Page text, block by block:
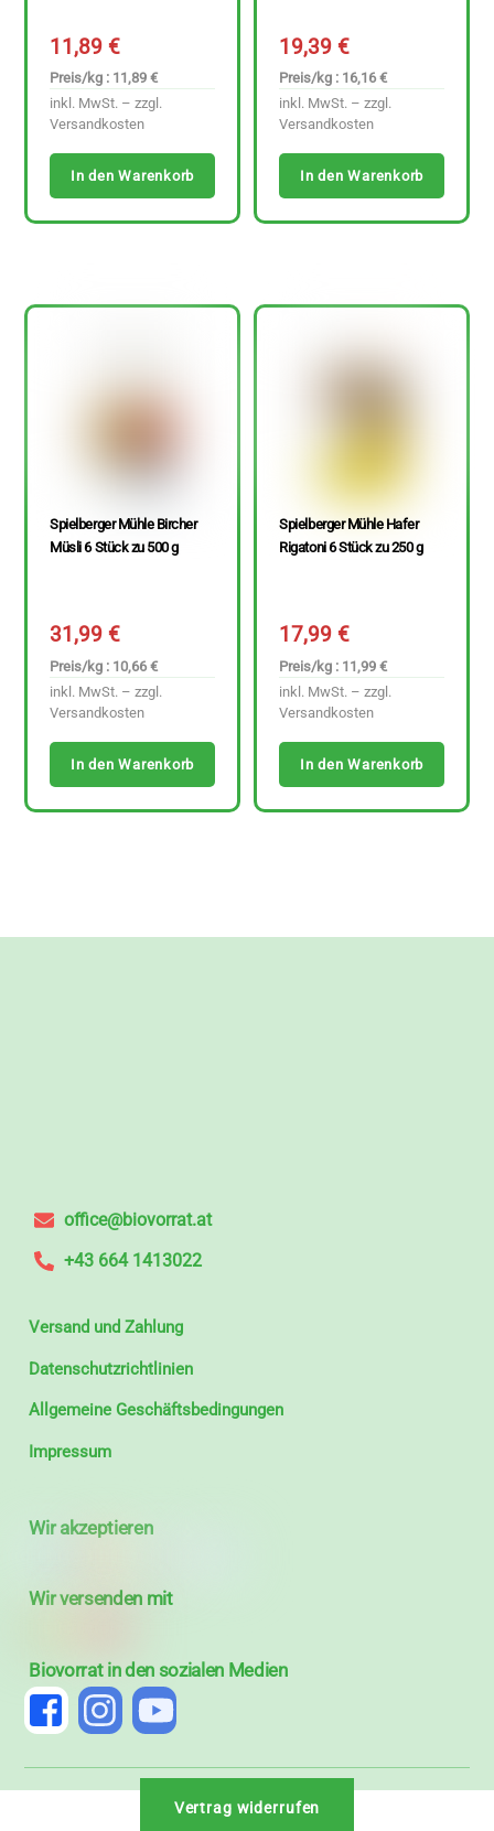
11,89€
Preis/kg : 11,89 €
inkl. MwSt. – zzgl.
Versandkosten
In den Warenkorb
19,39€
Preis/kg : 16,16 €
inkl. MwSt. – zzgl.
Versandkosten
In den Warenkorb
Spielberger Mühle Bircher
Müsli 6 Stück zu 500 g
31,99€
Preis/kg : 10,66 €
inkl. MwSt. – zzgl.
Versandkosten
In den Warenkorb
Spielberger Mühle Hafer
Rigatoni 6 Stück zu 250 g
17,99€
Preis/kg : 11,99 €
inkl. MwSt. – zzgl.
Versandkosten
In den Warenkorb
office@biovorrat.at
+43 664 1413022
Versand und Zahlung
Datenschutzrichtlinien
Allgemeine Geschäftsbedingungen
Impressum
Wir akzeptieren
Wir versenden mit
Biovorrat in den sozialen Medien
Vertrag widerrufen